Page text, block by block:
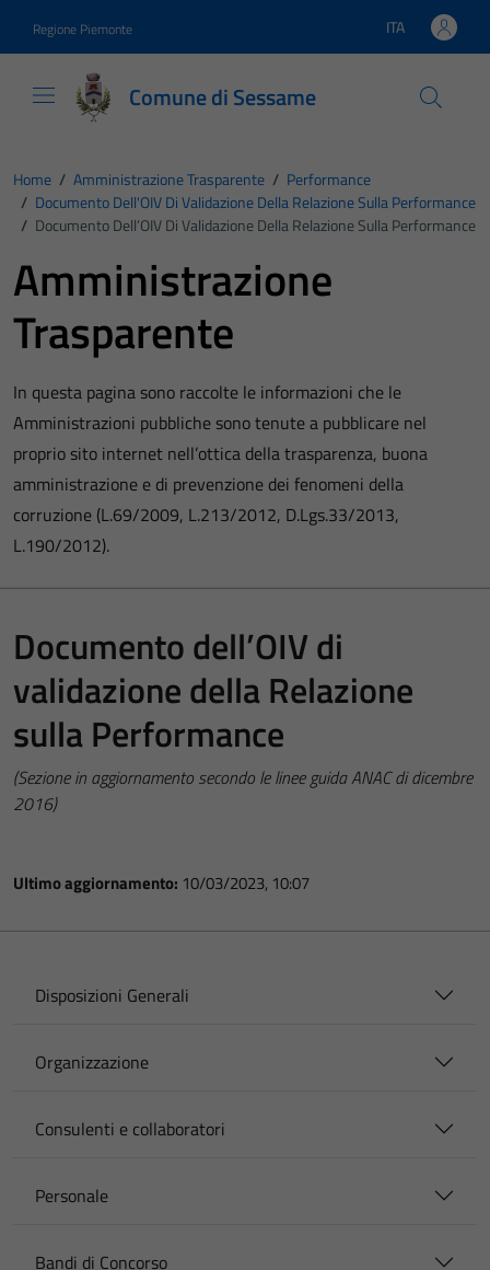
Regione Piemonte Lingua attiva:
ITA
Comune di Sessame
Home / Amministrazione Trasparente / Performance
/ Documento Dell'OIV Di Validazione Della Relazione Sulla Performance
/ Documento Dell’OIV Di Validazione Della Relazione Sulla Performance
Amministrazione
Trasparente
In questa pagina sono raccolte le informazioni che le
Amministrazioni pubbliche sono tenute a pubblicare nel
proprio sito internet nell’ottica della trasparenza, buona
amministrazione e di prevenzione dei fenomeni della
corruzione (L.69/2009, L.213/2012, D.Lgs.33/2013,
L.190/2012).
Documento dell’OIV di
validazione della Relazione
sulla Performance
(Sezione in aggiornamento secondo le linee guida ANAC di dicembre
2016)
Ultimo aggiornamento: 10/03/2023, 10:07
Disposizioni Generali
Organizzazione
Consulenti e collaboratori
Personale
Bandi di Concorso